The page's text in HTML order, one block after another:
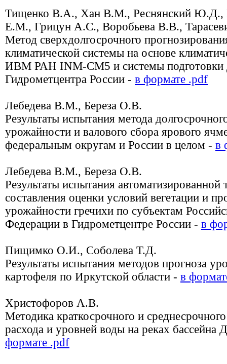
Тищенко В.А., Хан В.М., Реснянский Ю.Д.,
Е.М., Грицун А.С., Воробьева В.В.,
Метод сверхдолгосрочного
климатической системы на основе
ИВМ РАН INM-CM5 и системы подготовки
Гидрометцентра России - в формате .pdf
Лебедева В.М., Береза О.В.
Результаты испытания метода
урожайности и валового сбора ярового
федеральным округам и России в целом - в
Лебедева В.М., Береза О.В.
Результаты испытания автоматизированной
составления оценки условий вегетации и
урожайности гречихи по субъектам
Федерации в Гидрометцентре России - в
Пищимко О.И., Соболева Т.Д.
Результаты испытания методов прогноза
картофеля по Иркутской области - в
Христофоров А.В.
Методика краткосрочного и
расхода и уровней воды на реках бассейна
формате .pdf